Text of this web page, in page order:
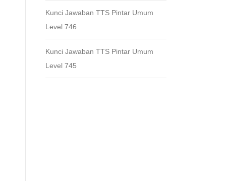
Kunci Jawaban TTS Pintar Umum
Level 746
Kunci Jawaban TTS Pintar Umum
Level 745